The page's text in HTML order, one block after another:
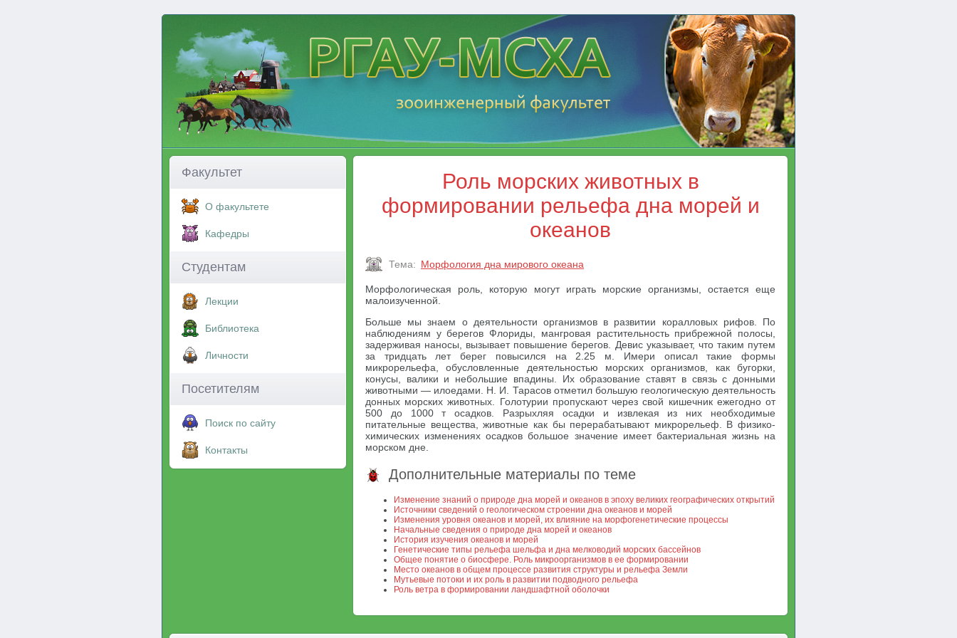
Факультет
О факультете
Кафедры
Студентам
Лекции
Библиотека
Личности
Посетителям
Поиск по сайту
Контакты
Роль морских животных в
формировании рельефа дна морей и
океанов
Тема: Морфология дна мирового океана
Морфологическая роль, которую могут играть морские организмы, остается еще
малоизученной.
Больше мы знаем о деятельности организмов в развитии коралловых рифов. По
наблюдениям у берегов Флориды, мангровая растительность прибрежной полосы,
задерживая наносы, вызывает повышение берегов. Девис указывает, что таким путем
за тридцать лет берег повысился на 2.25 м. Имери описал такие формы
микрорельефа, обусловленные деятельностью морских организмов, как бугорки,
конусы, валики и небольшие впадины. Их образование ставят в связь с донными
животными — илоедами. Н. И. Тарасов отметил большую геологическую деятельность
донных морских животных. Голотурии пропускают через свой кишечник ежегодно от
500 до 1000 т осадков. Разрыхляя осадки и извлекая из них необходимые
питательные вещества, животные как бы перерабатывают микрорельеф. В физико-
химических изменениях осадков большое значение имеет бактериальная жизнь на
морском дне.
Дополнительные материалы по теме
Изменение знаний о природе дна морей и океанов в эпоху великих географических открытий
Источники сведений о геологическом строении дна океанов и морей
Изменения уровня океанов и морей, их влияние на морфогенетические процессы
Начальные сведения о природе дна морей и океанов
История изучения океанов и морей
Генетические типы рельефа шельфа и дна мелководий морских бассейнов
Общее понятие о биосфере. Роль микроорганизмов в ее формировании
Место океанов в общем процессе развития структуры и рельефа Земли
Мутьевые потоки и их роль в развитии подводного рельефа
Роль ветра в формировании ландшафтной оболочки